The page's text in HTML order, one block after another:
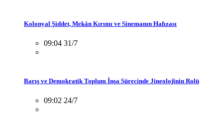
Kolonyal Şiddet, Mekân Kırımı ve Sinemanın Hafızası
09:04 31/7
Barış ve Demokratik Toplum İnşa Sürecinde Jineolojînin Rolü
09:02 24/7